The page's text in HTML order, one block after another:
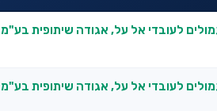
לעובדי אל על, אגודה שיתופית בע"מ
לעובדי אל על, אגודה שיתופית בע"מ